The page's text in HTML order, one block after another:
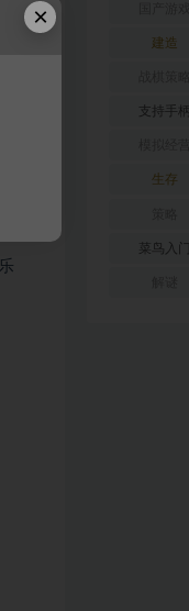
建造
支持手柄
生存
菜鸟入门
×